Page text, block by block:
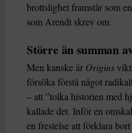
brottslighet framstår som
som Arendt skrev om.
Större än summan
Men kanske är Origins
försöka förstå något
– att ”tolka historien med
kallade det. Inför en
en frestelse att förklara